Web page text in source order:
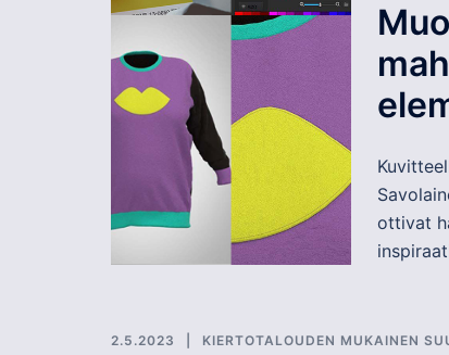
ottivat
2.5.2023 KIERTOTALOUDEN MUKAINEN